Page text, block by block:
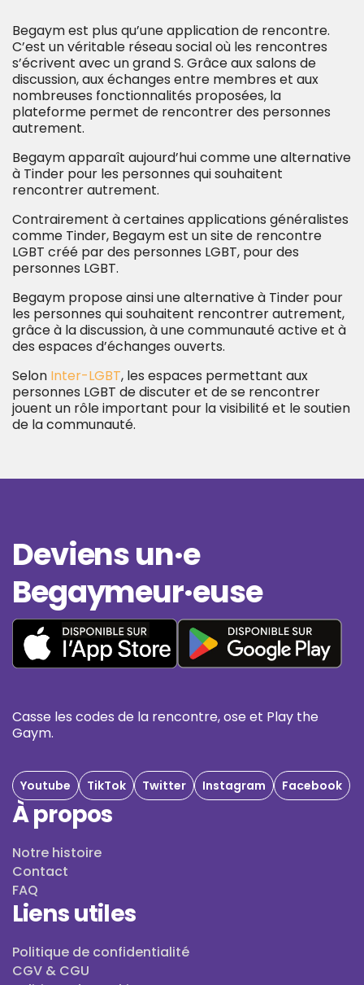
Begaym est plus qu’une application de rencontre.
C’est un véritable réseau social où les rencontres
s’écrivent avec un grand S. Grâce aux salons de
discussion, aux échanges entre membres et aux
nombreuses fonctionnalités proposées, la
plateforme permet de rencontrer des personnes
autrement.
Begaym apparaît aujourd’hui comme une alternative
à Tinder pour les personnes qui souhaitent
rencontrer autrement.
Contrairement à certaines applications généralistes
comme Tinder, Begaym est un site de rencontre
LGBT créé par des personnes LGBT, pour des
personnes LGBT.
Begaym propose ainsi une alternative à Tinder pour
les personnes qui souhaitent rencontrer autrement,
grâce à la discussion, à une communauté active et à
des espaces d’échanges ouverts.
Selon Inter-LGBT, les espaces permettant aux
personnes LGBT de discuter et de se rencontrer
jouent un rôle important pour la visibilité et le soutien
de la communauté.
Deviens un·e
Begaymeur·euse
Casse les codes de la rencontre, ose et Play the
Gaym.
Youtube TikTok Twitter Instagram Facebook
À propos
Notre histoire
Contact
FAQ
Liens utiles
Politique de confidentialité
CGV & CGU